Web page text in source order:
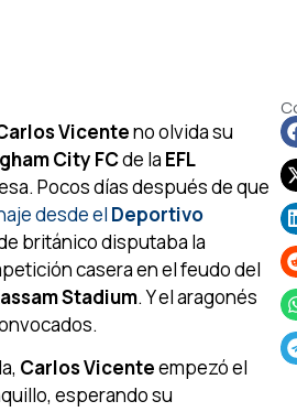
Vicenteno olvida su
City FCde la EFL
Pocos días después de que
desde el Deportivo
británico disputaba la
casera en el feudo del
Stadium. Y el aragonés
Carlos Vicenteempezó el
esperando su